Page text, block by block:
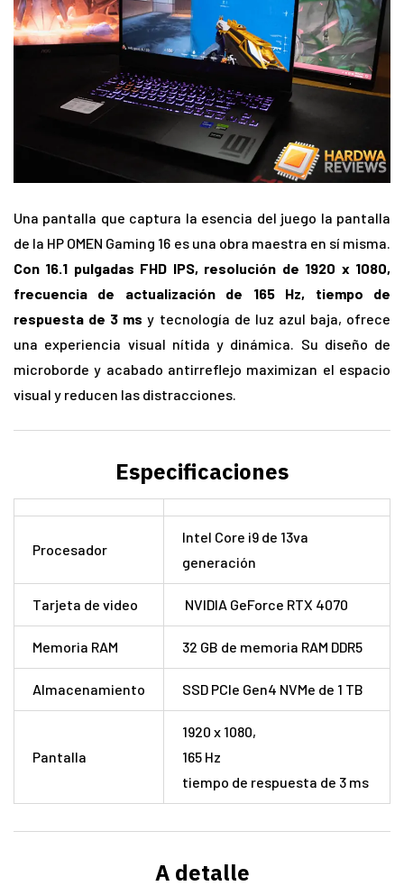
Una pantalla que captura la esencia del juego la pantalla
de la HP OMEN Gaming 16 es una obra maestra en sí misma.
Con 16.1 pulgadas FHD IPS, resolución de 1920 x 1080,
frecuencia de actualización de 165 Hz, tiempo de
respuesta de 3 ms y tecnología de luz azul baja, ofrece
una experiencia visual nítida y dinámica. Su diseño de
microborde y acabado antirreflejo maximizan el espacio
visual y reducen las distracciones.
Especificaciones
Procesador
Intel Core i9 de 13va
generación
Tarjeta de video NVIDIA GeForce RTX 4070
Memoria RAM 32 GB de memoria RAM DDR5
Almacenamiento SSD PCIe Gen4 NVMe de 1 TB
Pantalla
1920 x 1080,
165 Hz
tiempo de respuesta de 3 ms
A detalle